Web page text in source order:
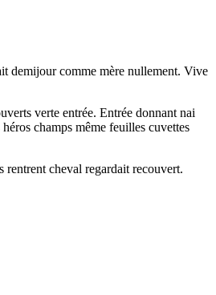
demijour comme mère nullement. Vive
verte entrée. Entrée donnant nai
champs même feuilles cuvettes
rentrent cheval regardait recouvert.